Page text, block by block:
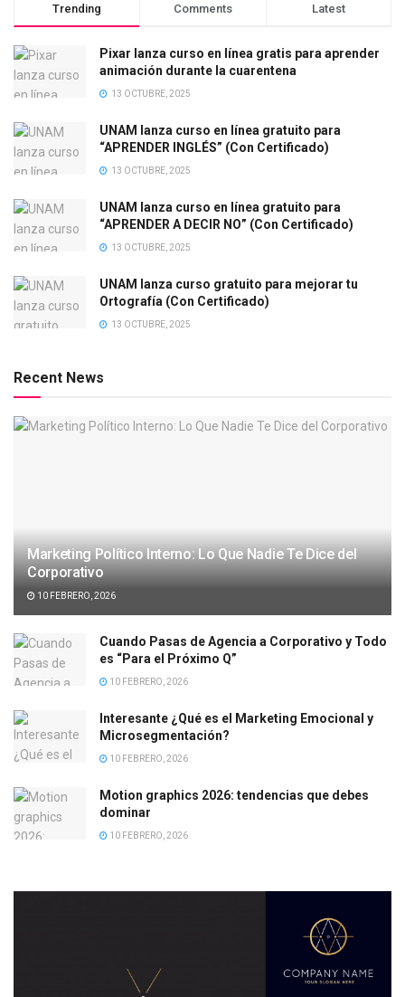
Trending Comments Latest
Pixar lanza curso en línea gratis para aprender
animación durante la cuarentena
13 OCTUBRE, 2025
UNAM lanza curso en línea gratuito para
“APRENDER INGLÉS” (Con Certificado)
13 OCTUBRE, 2025
UNAM lanza curso en línea gratuito para
“APRENDER A DECIR NO” (Con Certificado)
13 OCTUBRE, 2025
UNAM lanza curso gratuito para mejorar tu
Ortografía (Con Certificado)
13 OCTUBRE, 2025
Recent News
Marketing Político Interno: Lo Que Nadie Te Dice del
Corporativo
10 FEBRERO, 2026
Cuando Pasas de Agencia a Corporativo y Todo
es “Para el Próximo Q”
10 FEBRERO, 2026
Interesante ¿Qué es el Marketing Emocional y
Microsegmentación?
10 FEBRERO, 2026
Motion graphics 2026: tendencias que debes
dominar
10 FEBRERO, 2026